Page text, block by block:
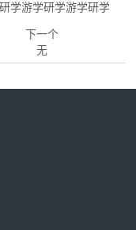
学游学研学游学研学
下一个
无